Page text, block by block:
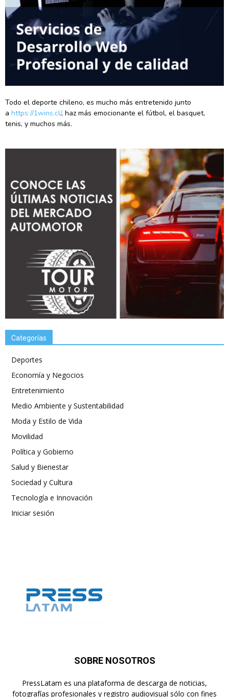
Todo el deporte chileno, es mucho más entretenido junto
a https://1wins.cl/, haz más emocionante el fútbol, el basquet,
tenis, y muchos más.
Categorías
Deportes
Economía y Negocios
Entretenimiento
Medio Ambiente y Sustentabilidad
Moda y Estilo de Vida
Movilidad
Política y Gobierno
Salud y Bienestar
Sociedad y Cultura
Tecnología e Innovación
Iniciar sesión
SOBRE NOSOTROS
PressLatam es una plataforma de descarga de noticias,
fotografías profesionales y registro audiovisual sólo con fines